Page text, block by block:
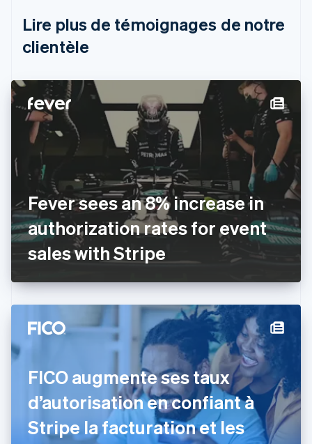
Lire plus de témoignages de notre
clientèle
Fever sees an 8% increase in
authorization rates for event
sales with Stripe
FICO augmente ses taux
d’autorisation en confiant à
Stripe la facturation et les
Brésil
PortuguêsEnglish
Bulgarie
EnglishFrançais
Chine continentale
简体中文
Chypre
English
Croatie
English
Danemark
English
Émirats arabes unis
English
Espagne
Español English
English
États-Unis
Finlande
Français
Gibraltar
English
Grèce
English
Hongrie